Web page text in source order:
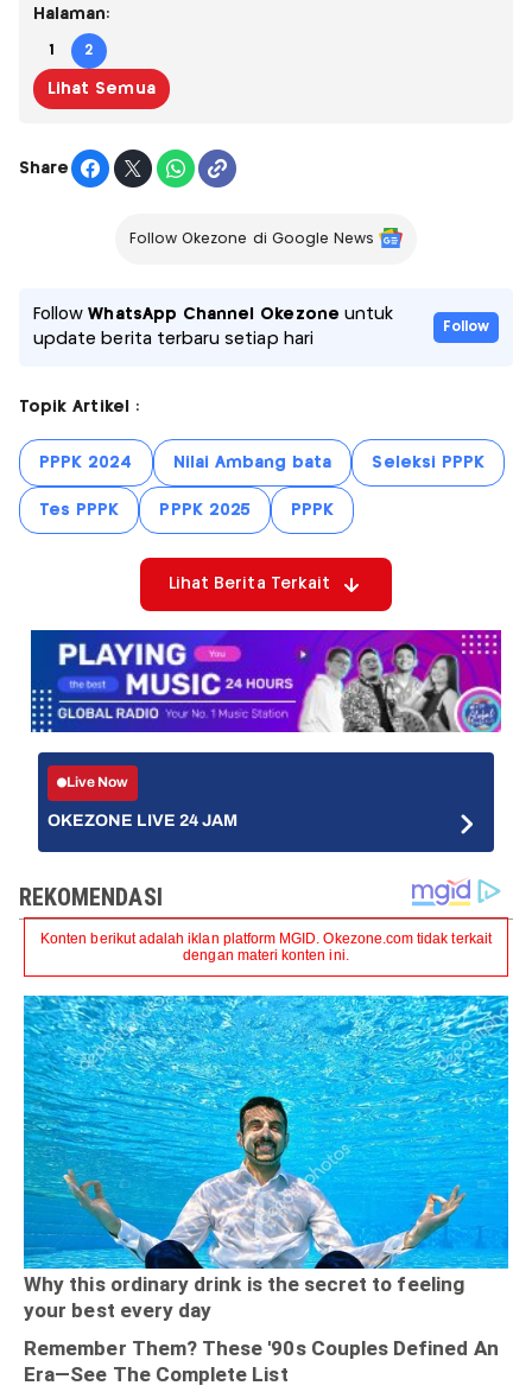
Halaman:
1 2
Lihat Semua
Share
Follow Okezone di Google News
FollowWhatsApp Channel Okezone untuk
update berita terbaru setiap hari
Follow
Topik Artikel :
PPPK 2024 Nilai Ambang bata Seleksi PPPK
Tes PPPK PPPK 2025 PPPK
Lihat Berita Terkait
Live Now
OKEZONE LIVE 24 JAM